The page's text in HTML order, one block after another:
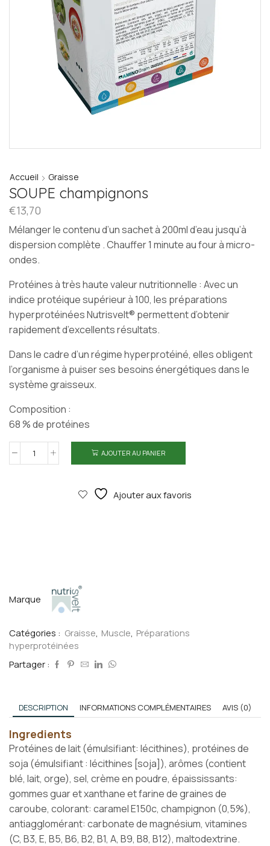
Accueil Graisse
SOUPE champignons
€13,70
Mélanger le contenu d’un sachet à 200ml d’eau jusqu’à
dispersion complète . Chauffer 1 minute au four à micro-
ondes.
Protéines à très haute valeur nutritionnelle : Avec un
indice protéique supérieur à 100, les préparations
hyperprotéinées Nutrisvelt® permettent d’obtenir
rapidement d’excellents résultats.
Dans le cadre d’un régime hyperprotéiné, elles obligent
l’organisme à puiser ses besoins énergétiques dans le
système graisseux.
Composition :
68 % de protéines
quantité
champignons
AJOUTER AU PANIER
Ajouter aux favoris
Marque
Catégories : Graisse Muscle Préparations
hyperprotéinées
Partager :
DESCRIPTION INFORMATIONS COMPLÉMENTAIRES AVIS (0)
Ingredients
Protéines de lait (émulsifiant: lécithines), protéines de
soja (émulsifiant : lécithines [soja]), arômes (contient
blé, lait, orge), sel, crème en poudre, épaississants:
gommes guar et xanthane et farine de graines de
caroube, colorant: caramel E150c, champignon (0,5%),
antiagglomérant: carbonate de magnésium, vitamines
(C, B3, E, B5, B6, B2, B1, A, B9, B8, B12), maltodextrine.